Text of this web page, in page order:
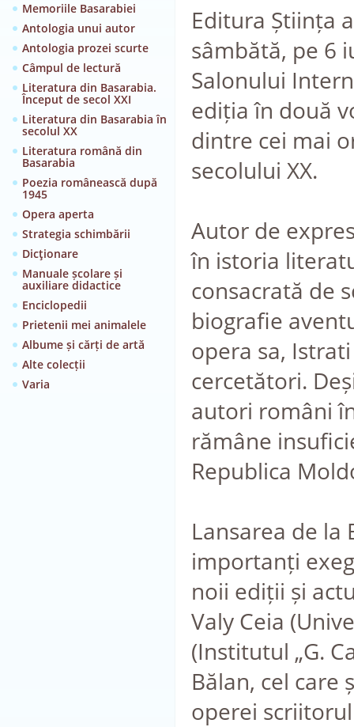
Memoriile Basarabiei
Antologia unui autor
Antologia prozei scurte
Câmpul de lectură
Literatura din Basarabia.
Început de secol XXI
Literatura din Basarabia în
secolul XX
Literatura română din
Basarabia
Poezia românească după
1945
Opera aperta
Strategia schimbării
Dicţionare
Manuale școlare și
auxiliare didactice
Enciclopedii
Prietenii mei animalele
Albume și cărți de artă
Alte colecții
Varia
Editura Știința
sâmbătă, pe 6
Salonului
ediția în două
dintre cei mai
secolului XX.
Autor de
în istoria
consacrată de
biografie
opera sa,
cercetători.
autori români
rămâne
Republica
Lansarea de
importanți
noii ediții și
Valy Ceia
(Institutul „G.
Bălan, cel care
operei